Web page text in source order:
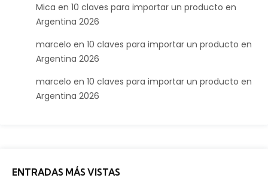
Mica en 10 claves para importar un producto en
Argentina 2026
marcelo en 10 claves para importar un producto en
Argentina 2026
marcelo en 10 claves para importar un producto en
Argentina 2026
ENTRADAS MÁS VISTAS